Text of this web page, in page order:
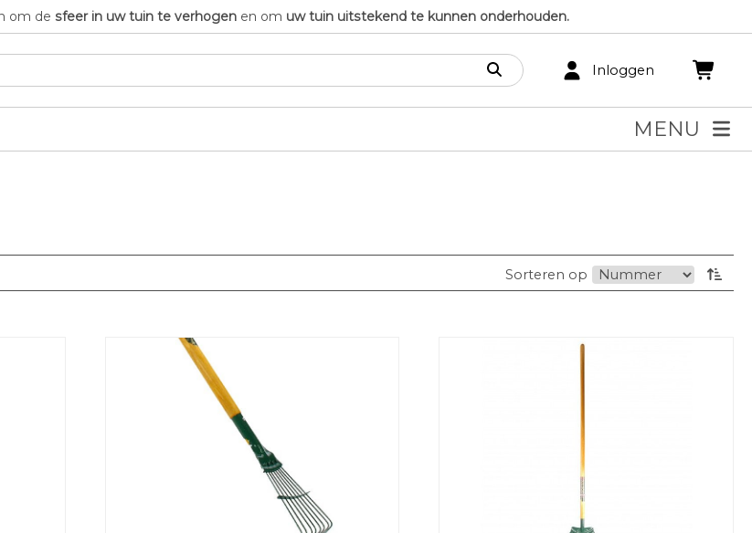
om de sfeer in uw tuin te verhogen en om uw tuin uitstekend te kunnen onderhouden.
Inloggen
MENU
Sorteren op